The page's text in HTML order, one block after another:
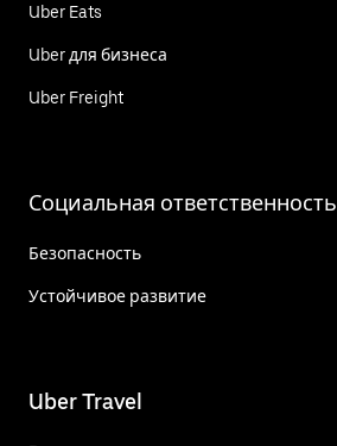
Uber Eats
Uber для бизнеса
Uber Freight
Социальная ответственность
Безопасность
Устойчивое развитие
Uber Travel